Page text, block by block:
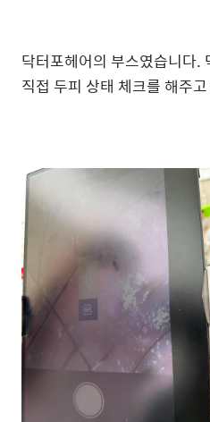
닥터포헤어의 부스였습니다.
직접 두피 상태 체크를 해주